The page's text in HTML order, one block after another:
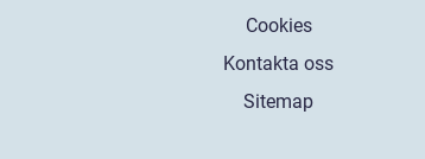
Cookies
Kontakta oss
Sitemap